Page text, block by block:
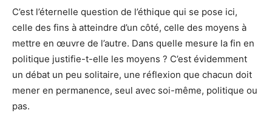
C’est l’éternelle question de l’éthique qui se pose ici,
celle des fins à atteindre d’un côté, celle des moyens à
mettre en œuvre de l’autre. Dans quelle mesure la fin en
politique justifie-t-elle les moyens ? C’est évidemment
un débat un peu solitaire, une réflexion que chacun doit
mener en permanence, seul avec soi-même, politique ou
pas.